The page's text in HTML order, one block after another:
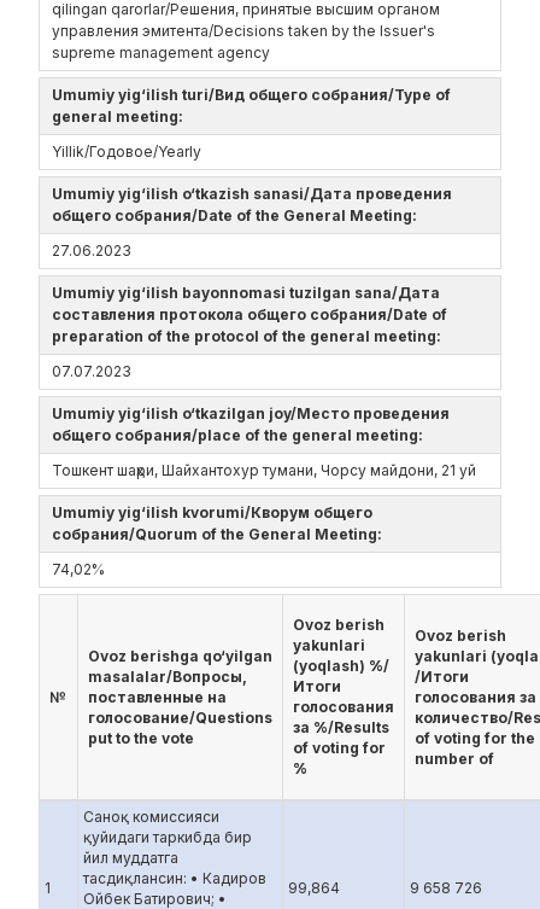
qilingan qarorlar/Решения, принятые высшим органом
управления эмитента/Decisions taken by the Issuer's
supreme management agency
Umumiy yig‘ilish turi/Вид общего собрания/Type of
general meeting:
Yillik/Годовое/Yearly
Umumiy yig‘ilish o‘tkazish sanasi/Дата проведения
общего собрания/Date of the General Meeting:
27.06.2023
Umumiy yig‘ilish bayonnomasi tuzilgan sana/Дата
составления протокола общего собрания/Date of
preparation of the protocol of the general meeting:
07.07.2023
Umumiy yig‘ilish o‘tkazilgan joy/Место проведения
общего собрания/place of the general meeting:
Тошкент шаҳри, Шайхантохур тумани, Чорсу майдони, 21 уй
Umumiy yig‘ilish kvorumi/Кворум общего
собрания/Quorum of the General Meeting:
74,02%
№
Ovoz berishga qo‘yilgan
masalalar/Вопросы,
поставленные на
голосование/Questions
put to the vote
Ovoz berish
yakunlari
(yoqlash) %/
Итоги
голосования
за %/Results
of voting for
%
Ovoz berish
yakunlari
/Итоги
голосования за
количество/
of voting for the
number of
1
Саноқ комиссияси
қуйидаги таркибда бир
йил муддатга
тасдиқлансин: • Кадиров
Ойбек Батирович; •
99,864 9 658 726